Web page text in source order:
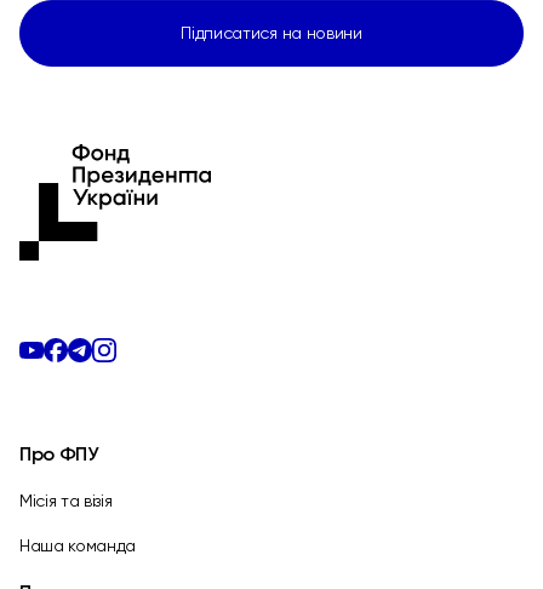
Підписатися на новини
Про ФПУ
Місія та візія
Наша команда